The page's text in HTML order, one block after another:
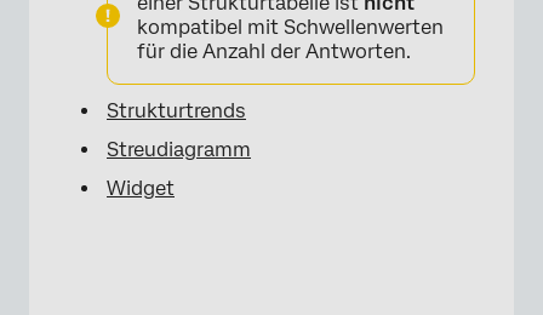
kompatibel mit Schwellenwerten
für die Anzahl der Antworten.
Strukturtrends
Streudiagramm
Widget